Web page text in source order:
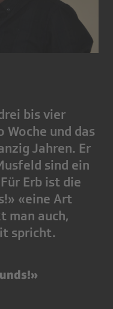
bis vier
Woche und das
Jahren. Er
sind ein
Erb ist die
«eine Art
man auch,
spricht.